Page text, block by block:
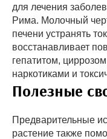
для лечения
Рима. Молочный
печени устранять
восстанавливает
гепатитом,
наркотиками и
Полезные
Предварительные
растение также